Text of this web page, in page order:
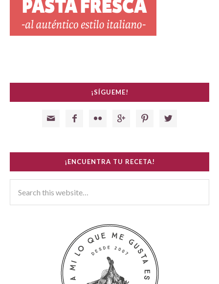
¡SÍGUEME!
     
¡ENCUENTRA TU RECETA!